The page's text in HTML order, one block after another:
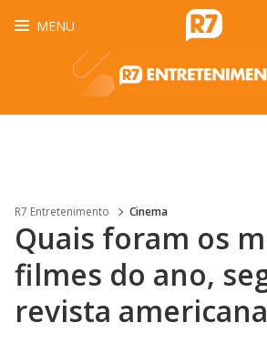
MENU
R7 Entretenimento Cinema
Quais foram os
filmes do ano,
revista americana